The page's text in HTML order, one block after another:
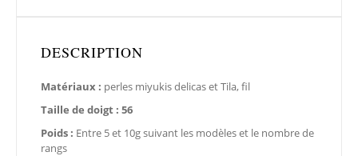
DESCRIPTION
Matériaux : perles miyukis delicas et Tila, fil
Taille de doigt : 56
Poids : Entre 5 et 10g suivant les modèles et le nombre de
rangs